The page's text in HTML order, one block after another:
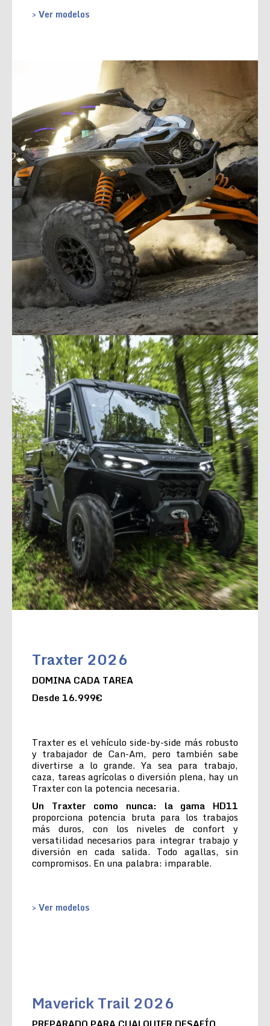
> Ver modelos
Traxter 2026
DOMINA CADA TAREA
Desde 16.999€
Traxter es el vehículo side-by-side más robusto
y trabajador de Can-Am, pero también sabe
divertirse a lo grande. Ya sea para trabajo,
caza, tareas agrícolas o diversión plena, hay un
Traxter con la potencia necesaria.
Un Traxter como nunca: la gama HD11
proporciona potencia bruta para los trabajos
más duros, con los niveles de confort y
versatilidad necesarios para integrar trabajo y
diversión en cada salida. Todo agallas, sin
compromisos. En una palabra: imparable.
> Ver modelos
Maverick Trail 2026